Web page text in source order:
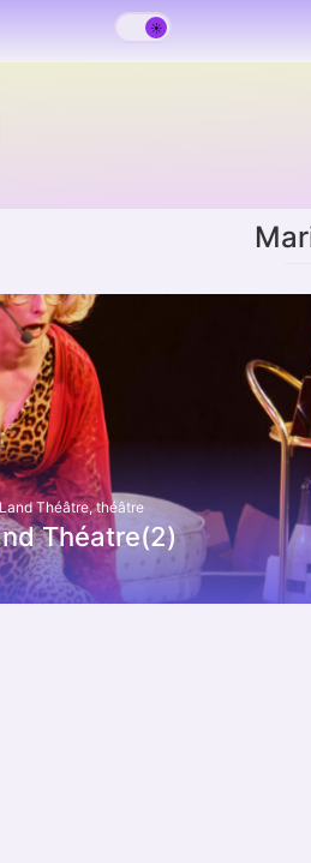
Théâtre, théâtre
Théatre(2)